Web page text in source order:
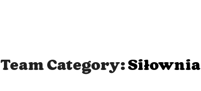
Team Category:Siłownia